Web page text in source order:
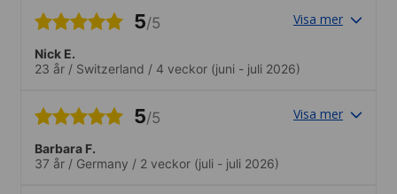
5/5 Visa mer
Nick E.
23 år / Switzerland / 4 veckor (juni - juli 2026)
5/5 Visa mer
Barbara F.
37 år / Germany / 2 veckor (juli - juli 2026)